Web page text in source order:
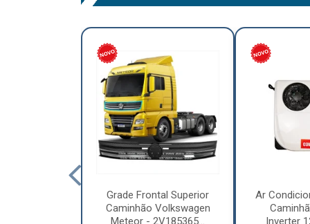
Grade Frontal Superior
Caminhão Volkswagen
Meteor - 2V185365...
Ar
Inverter